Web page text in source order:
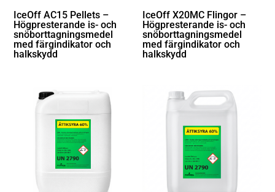
IceOff AC15 Pellets –
Högpresterande is- och
snöborttagningsmedel
med färgindikator och
halkskydd
IceOff X20MC Flingor –
Högpresterande is- och
snöborttagningsmedel
med färgindikator och
halkskydd